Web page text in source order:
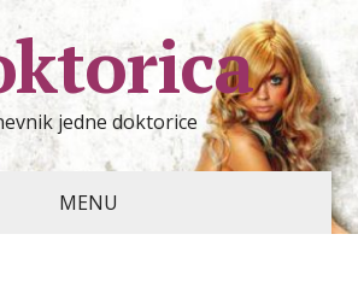
jedne doktorice
MENU